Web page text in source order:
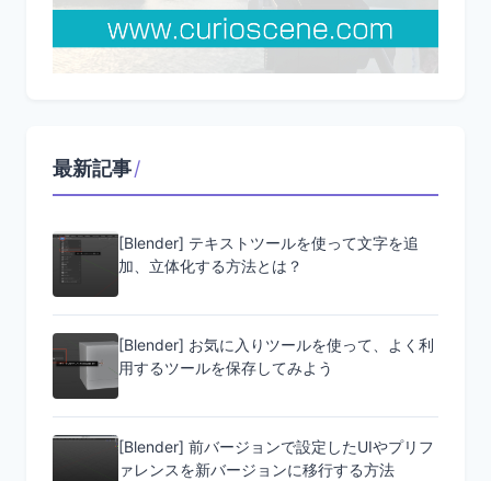
最新記事/
[Blender] テキストツールを使って文字を追
加、立体化する方法とは？
[Blender] お気に入りツールを使って、よく利
用するツールを保存してみよう
[Blender] 前バージョンで設定したUIやプリフ
ァレンスを新バージョンに移行する方法